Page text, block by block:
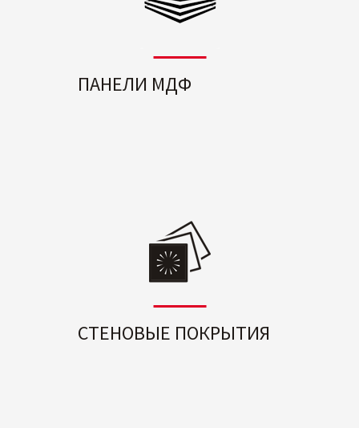
ПАНЕЛИ МДФ
СТЕНОВЫЕ ПОКРЫТИЯ